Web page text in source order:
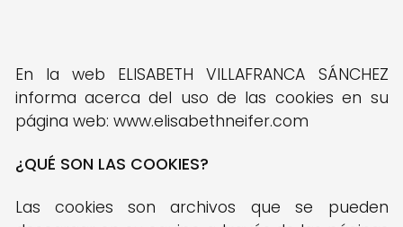
En la web ELISABETH VILLAFRANCA SÁNCHEZ
informa acerca del uso de las cookies en su
página web: www.elisabethneifer.com
¿QUÉ SON LAS COOKIES?
Las cookies son archivos que se pueden